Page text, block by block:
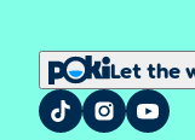
Let the